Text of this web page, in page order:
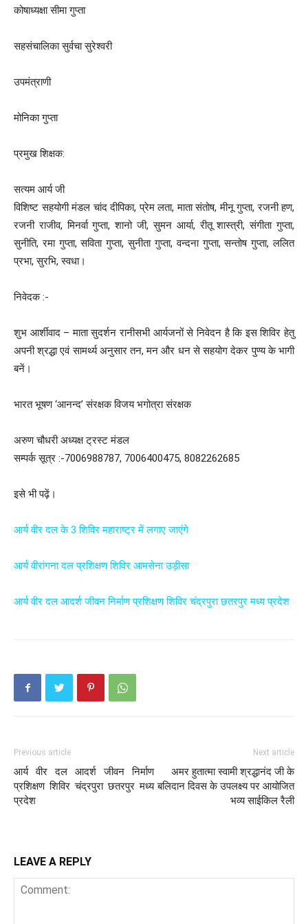
कोषाध्यक्षा सीमा गुप्ता
सहसंचालिका सुर्वचा सुरेश्वरी
उपमंत्राणी
मोनिका गुप्ता
प्रमुख शिक्षक:
सत्यम आर्य जी
विशिष्ट सहयोगी मंडल चांद दीपिका, प्रेम लता, माता संतोष, मीनू गुप्ता, रजनी हण,
रजनी राजीव, मिनर्वा गुप्ता, शानो जी, सुमन आर्या, रीतू शास्त्री, संगीता गुप्ता,
सुनीति, रमा गुप्ता, सविता गुप्ता, सुनीता गुप्ता, वन्दना गुप्ता, सन्तोष गुप्ता, ललित
प्रभा, सुरभि, स्वधा।
निवेदक :-
शुभ आर्शीवाद – माता सुदर्शन रानीसभी आर्यजनों से निवेदन है कि इस शिविर हेतु
अपनी श्रद्धा एवं सामर्थ्य अनुसार तन, मन और धन से सहयोग देकर पुण्य के भागी
बनें।
भारत भूषण ‘आनन्द’ संरक्षक विजय भगोत्रा संरक्षक
अरुण चौधरी अध्यक्ष ट्रस्ट मंडल
सम्पर्क सूत्र :-7006988787, 7006400475, 8082262685
इसे भी पढ़ें।
आर्य वीर दल के 3 शिविर महाराष्ट्र में लगाए जाएंगे
आर्य वीरांगना दल प्रशिक्षण शिविर आमसेना उड़ीसा
आर्य वीर दल आदर्श जीवन निर्माण प्रशिक्षण शिविर चंद्रपुरा छतरपुर मध्य प्रदेश
Previous article
आर्य वीर दल आदर्श जीवन निर्माण
प्रशिक्षण शिविर चंद्रपुरा छतरपुर मध्य
प्रदेश
Next article
अमर हुतात्मा स्वामी श्रद्धानंद जी के
बलिदान दिवस के उपलक्ष्य पर आयोजित
भव्य साईकिल रैली
LEAVE A REPLY